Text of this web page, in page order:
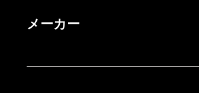
メーカー